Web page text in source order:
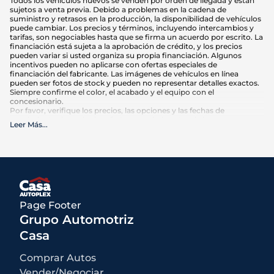
sujetos a venta previa. Debido a problemas en la cadena de
suministro y retrasos en la producción, la disponibilidad de vehículos
puede cambiar. Los precios y términos, incluyendo intercambios y
tarifas, son negociables hasta que se firma un acuerdo por escrito. La
financiación está sujeta a la aprobación de crédito, y los precios
pueden variar si usted organiza su propia financiación. Algunos
incentivos pueden no aplicarse con ofertas especiales de
financiación del fabricante. Las imágenes de vehículos en línea
pueden ser fotos de stock y pueden no representar detalles exactos.
Siempre confirme el color, el acabado y el equipo con el
concesionario.
Por favor, verifique los precios, las opciones y las fechas de
compra. El kilometraje puede variar en función de los hábitos de
utilizarse sólo para comparación.
Qué está incluido
Los precios anunciados INCLUYEN opciones instaladas de fábrica,
accesorios instalados por el concesionario, MSRP, costos de
transporte de fábrica y descuentos e incentivos aplicables para los
cuales todos los consumidores califican. Pueden estar disponibles
descuentos o incentivos adicionales según la elegibilidad. Estos
incentivos y precios están sujetos a cambios según los programas
del fabricante.
Qué no está incluido
Todos los precios anunciados EXCLUYEN el equipo opcional
seleccionado por el comprador, una tarifa de documentación del
Leer Más...
Page Footer
Grupo Automotriz
Casa
Comprar Autos